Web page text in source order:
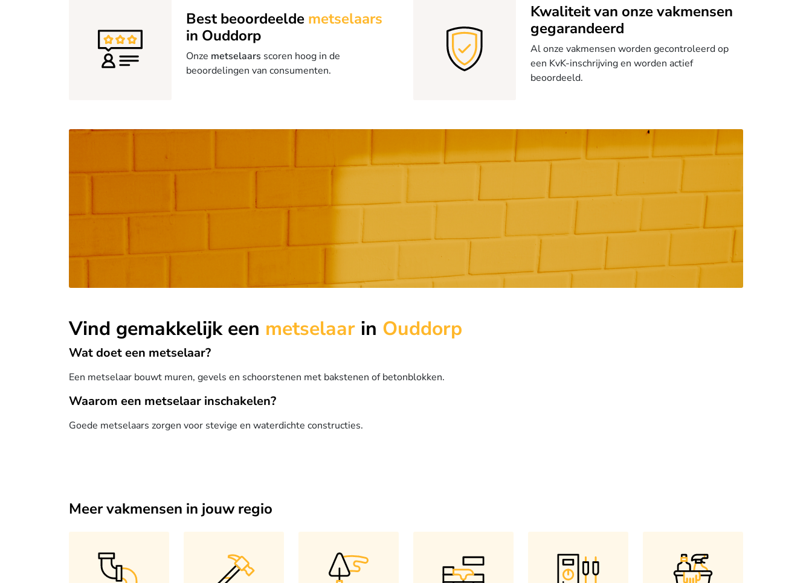
Best beoordeelde metselaars
in Ouddorp
Onze metselaars scoren hoog in de
beoordelingen van consumenten.
Kwaliteit van onze vakmensen
gegarandeerd
Al onze vakmensen worden gecontroleerd op
een KvK-inschrijving en worden actief
beoordeeld.
Vind gemakkelijk een metselaar in Ouddorp
Wat doet een metselaar?
Een metselaar bouwt muren, gevels en schoorstenen met bakstenen of betonblokken.
Waarom een metselaar inschakelen?
Goede metselaars zorgen voor stevige en waterdichte constructies.
Meer vakmensen in jouw regio